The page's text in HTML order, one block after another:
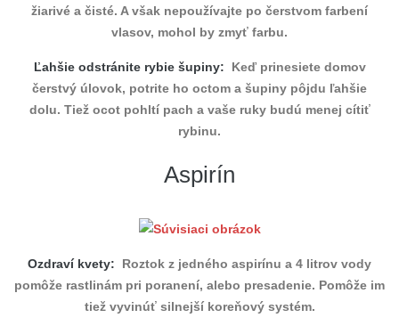
žiarivé a čisté. A však nepoužívajte po čerstvom farbení
vlasov, mohol by zmyť farbu.
Ľahšie odstránite rybie šupiny:
Keď prinesiete domov
čerstvý úlovok, potrite ho octom a šupiny pôjdu ľahšie
dolu. Tiež ocot pohltí pach a vaše ruky budú menej cítiť
rybinu.
Aspirín
Ozdraví kvety:
Roztok z jedného aspirínu a 4 litrov vody
pomôže rastlinám pri poranení, alebo presadenie. Pomôže im
tiež vyvinúť silnejší koreňový systém.